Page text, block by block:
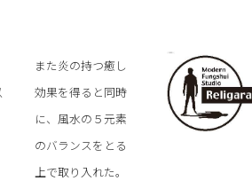
また炎の持つ癒し
効果を得ると同時
に、風水の５元素
のバランスをとる
上で取り入れた。